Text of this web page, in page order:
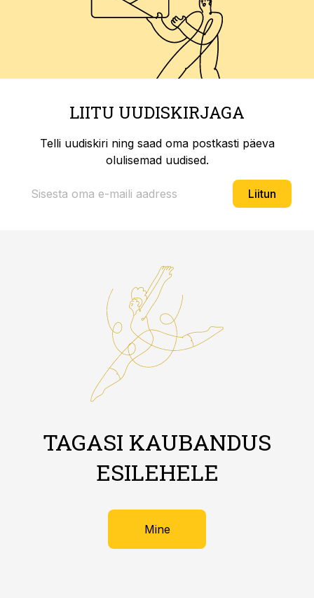
LIITU UUDISKIRJAGA
Telli uudiskiri ning saad oma postkasti päeva
olulisemad uudised.
Liitun
TAGASI KAUBANDUS
ESILEHELE
Mine